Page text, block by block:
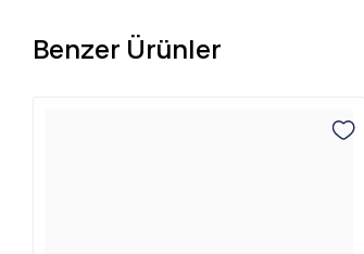
Benzer Ürünler